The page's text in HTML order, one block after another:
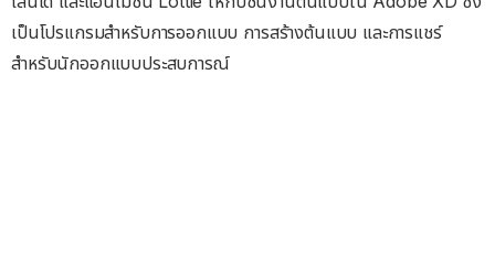
เป็นโปรแกรมสำหรับการออกแบบ การสร้างต้นแบบ และการแชร์
สำหรับนักออกแบบประสบการณ์